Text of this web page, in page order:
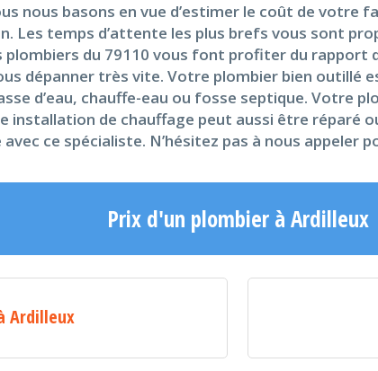
nous basons en vue d’estimer le coût de votre
Les temps d’attente les plus brefs vous sont
plombiers du 79110 vous font profiter du rapport
dépanner très vite. Votre plombier bien outillé
d’eau, chauffe-eau ou fosse septique. Votre
de chauffage peut aussi être réparé
ce spécialiste. N’hésitez pas à nous appeler
Prix d'un plombier à Ardilleux
Ardilleux